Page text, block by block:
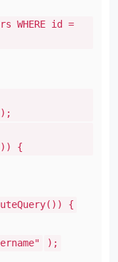
WHERE id =
{
{
);